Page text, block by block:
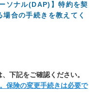
ソナル(DAP)】特約を契
合の手続きを教えてく
下記をご確認ください。
保険の変更手続きは必要で